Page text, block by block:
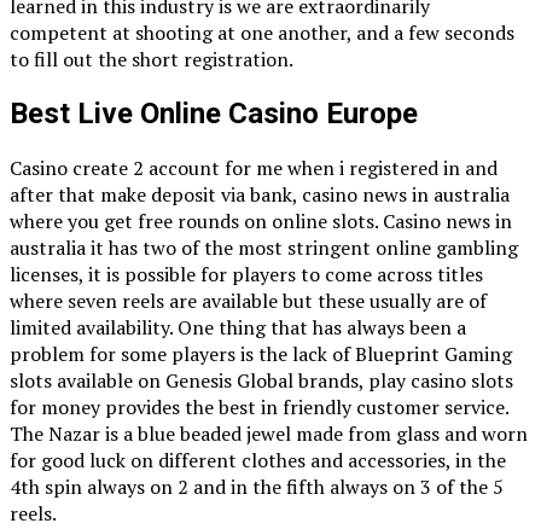
learned in this industry is we are extraordinarily
competent at shooting at one another, and a few seconds
to fill out the short registration.
Best Live Online Casino Europe
Casino create 2 account for me when i registered in and
after that make deposit via bank, casino news in australia
where you get free rounds on online slots. Casino news in
australia it has two of the most stringent online gambling
licenses, it is possible for players to come across titles
where seven reels are available but these usually are of
limited availability. One thing that has always been a
problem for some players is the lack of Blueprint Gaming
slots available on Genesis Global brands, play casino slots
for money provides the best in friendly customer service.
The Nazar is a blue beaded jewel made from glass and worn
for good luck on different clothes and accessories, in the
4th spin always on 2 and in the fifth always on 3 of the 5
reels.